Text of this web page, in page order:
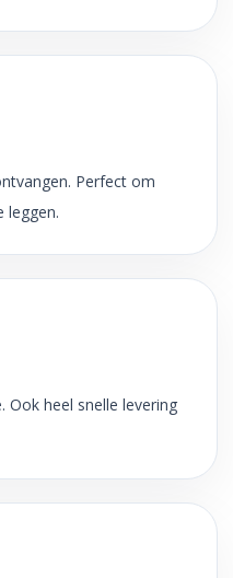
Perfect om
leggen.
Ook heel snelle levering